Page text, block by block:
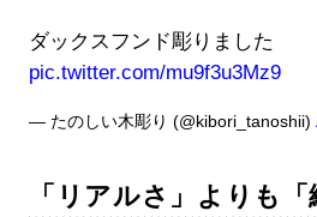
ダックスフンド彫りました
pic.twitter.com/mu9f3u3Mz9
— たのしい木彫り (@kibori_tanoshii)
「リアルさ」よりも